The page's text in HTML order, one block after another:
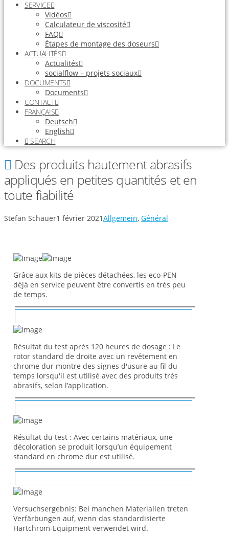
SERVICE
Vidéos
Calculateur de viscosité
FAQ
Étapes de montage des doseurs
ACTUALITÉS
Actualités
socialflow – projets sociaux
DOCUMENTS
Documents
CONTACT
FRANÇAIS
Deutsch
English
SEARCH
Des produits hautement abrasifs
appliqués en petites quantités et en
toute fiabilité
Stefan Schauer1 février 2021Allgemein, Général
Grâce aux kits de pièces détachées, les eco-PEN
déjà en service peuvent être convertis en très peu
de temps.
Résultat du test après 120 heures de dosage : Le
rotor standard de droite avec un revêtement en
chrome dur montre des signes d'usure au fil du
temps lorsqu'il est utilisé avec des produits très
abrasifs, selon l’application.
Résultat du test : Avec certains matériaux, une
décoloration se produit lorsqu’un équipement
standard en chrome dur est utilisé.
Versuchsergebnis: Bei manchen Materialien treten
Verfärbungen auf, wenn das standardisierte
Hartchrom-Equipment verwendet wird.